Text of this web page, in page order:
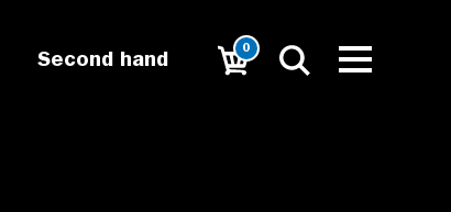
Second hand
0